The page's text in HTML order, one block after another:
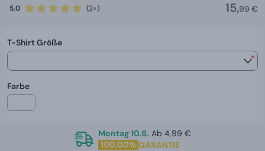
5,0 (2×) 15,99 €
T-Shirt Größe
*
Farbe
Montag 10.8. Ab 4,99 €
100,00% GARANTIE